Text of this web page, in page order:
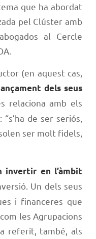
que ha abordat
pel Clúster amb
al Cercle
(en aquest cas,
dels seus
relaciona amb els
de ser seriós,
ser molt fidels,
invertir en l’àmbit
Un dels seus
i financeres que
les Agrupacions
referit, també, als